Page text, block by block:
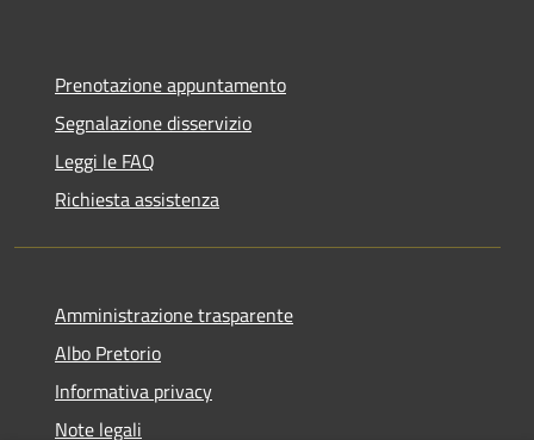
Prenotazione appuntamento
Segnalazione disservizio
Leggi le FAQ
Richiesta assistenza
Amministrazione trasparente
Albo Pretorio
Informativa privacy
Note legali